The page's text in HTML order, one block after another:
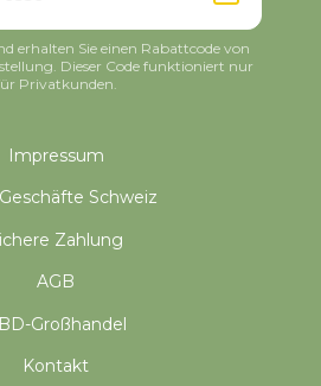
Impressum
Schweiz
Zahlung
AGB
Großhandel
Kontakt
erhalten Sie einen Rabattcode von
Dieser Code funktioniert nur
Privatkunden.